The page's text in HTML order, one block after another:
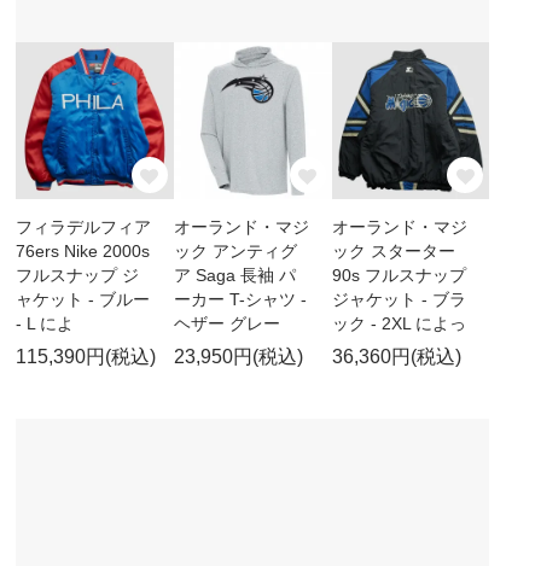
フィラデルフィア
76ers Nike 2000s
フルスナップ ジ
ャケット - ブルー
- L によ
115,390円(税込)
オーランド・マジ
ック アンティグ
ア Saga 長袖 パ
ーカー T-シャツ -
ヘザー グレー
23,950円(税込)
オーランド・マジ
ック スターター
90s フルスナップ
ジャケット - ブラ
ック - 2XL によっ
36,360円(税込)